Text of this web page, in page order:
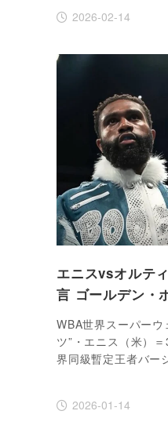
2026-02-14
エニスvsオルテ
言 ゴールデン・
WBA世界スーパー
ツ”・エニス（米）
界同級暫定王者バ
2026-01-14